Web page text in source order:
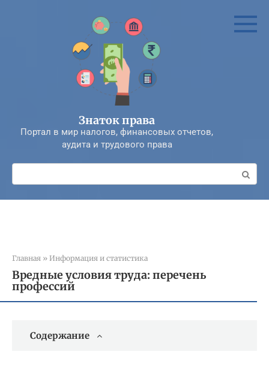
Знаток права
Портал в мир налогов, финансовых отчетов,
аудита и трудового права
Поиск:
Главная » Информация и статистика
Вредные условия труда: перечень
профессий
Содержание